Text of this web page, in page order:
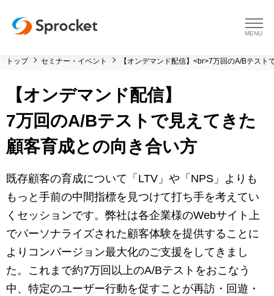
menu
プラットフォーム トップ
コンサルティング
コンサルティング トップ
メソッド トップ
導入事例
よくある質問
会社情報
会社情報 トップ
会社概要
セミナー・イベント
マーケティングお役立ち資料
トップ セミナー・イベント 【オンデマンド配信】<br>7万回のA/Bテス
【オンデマンド配信】
7万回のA/Bテストで見えてきた
顧客育成との向き合い方
既存顧客の育成について「LTV」や「NPS」よりも
もっと手前の中間指標を見つけて打ち手を考えてい
くセッションです。弊社は各企業様のWebサイト上
でパーソナライズされた顧客体験を提供することに
よりコンバージョン最大化のご支援をしてきまし
た。これまで約7万回以上のA/Bテストをおこなう
中、特定のユーザー行動を促すことが再訪・回遊・